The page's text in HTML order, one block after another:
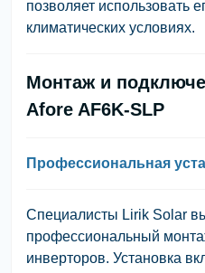
позволяет использовать
климатических условиях.
Монтаж и
Afore AF6K-SLP
Профессиональная
Специалисты Lirik Solar
профессиональный
инверторов. Установка